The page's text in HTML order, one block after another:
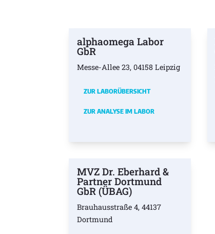
alphaomega Labor
GbR
Messe-Allee 23, 04158 Leipzig
ZUR LABORÜBERSICHT
ZUR ANALYSE IM LABOR
MVZ Dr. Eberhard &
Partner Dortmund
GbR (ÜBAG)
Brauhausstraße 4, 44137
Dortmund